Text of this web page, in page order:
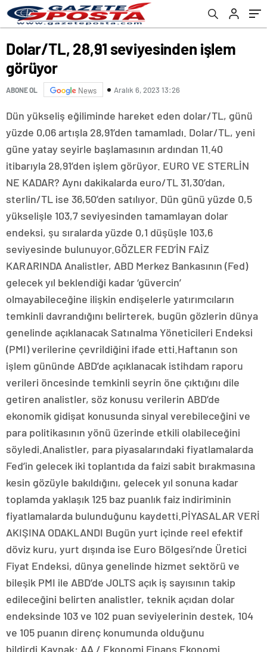
Dolar/TL, 28,91 seviyesinden işlem
görüyor
ABONE OL News Aralık 6, 2023 13:26
Dün yükseliş eğiliminde hareket eden dolar/TL, günü
yüzde 0,06 artışla 28,91’den tamamladı. Dolar/TL, yeni
güne yatay seyirle başlamasının ardından 11.40
itibarıyla 28,91’den işlem görüyor. EURO VE STERLİN
NE KADAR? Aynı dakikalarda euro/TL 31,30’dan,
sterlin/TL ise 36,50’den satılıyor. Dün günü yüzde 0,5
yükselişle 103,7 seviyesinden tamamlayan dolar
endeksi, şu sıralarda yüzde 0,1 düşüşle 103,6
seviyesinde bulunuyor.GÖZLER FED’İN FAİZ
KARARINDA Analistler, ABD Merkez Bankasının (Fed)
gelecek yıl beklendiği kadar ‘güvercin’
olmayabileceğine ilişkin endişelerle yatırımcıların
temkinli davrandığını belirterek, bugün gözlerin dünya
genelinde açıklanacak Satınalma Yöneticileri Endeksi
(PMI) verilerine çevrildiğini ifade etti.Haftanın son
işlem gününde ABD’de açıklanacak istihdam raporu
verileri öncesinde temkinli seyrin öne çıktığını dile
getiren analistler, söz konusu verilerin ABD’de
ekonomik gidişat konusunda sinyal verebileceğini ve
para politikasının yönü üzerinde etkili olabileceğini
söyledi.Analistler, para piyasalarındaki fiyatlamalarda
Fed’in gelecek iki toplantıda da faizi sabit bırakmasına
kesin gözüyle bakıldığını, gelecek yıl sonuna kadar
toplamda yaklaşık 125 baz puanlık faiz indiriminin
fiyatlamalarda bulunduğunu kaydetti.PİYASALAR VERİ
AKIŞINA ODAKLANDI Bugün yurt içinde reel efektif
döviz kuru, yurt dışında ise Euro Bölgesi’nde Üretici
Fiyat Endeksi, dünya genelinde hizmet sektörü ve
bileşik PMI ile ABD’de JOLTS açık iş sayısının takip
edileceğini belirten analistler, teknik açıdan dolar
endeksinde 103 ve 102 puan seviyelerinin destek, 104
ve 105 puanın direnç konumunda olduğunu
bildirdi.Kaynak: AA / Ekonomi Finans Ekonomi